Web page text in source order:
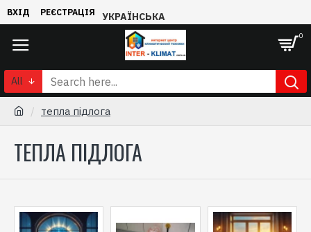
ВХІД РЕЄСТРАЦІЯ УКРАЇНСЬКА
0
All
тепла підлога
ТЕПЛА ПІДЛОГА